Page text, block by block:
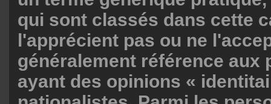
qui sont classés dans cette
l'apprécient pas ou ne
généralement référence aux
ayant des opinions «